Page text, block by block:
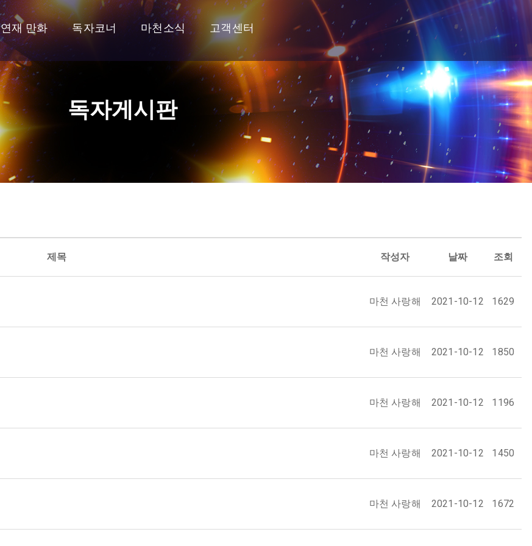
연재 만화 독자코너 마천소식 고객센터
독자게시판
제목 작성자 날짜 조회
마천 사랑해 2021-10-12 1629
마천 사랑해 2021-10-12 1850
마천 사랑해 2021-10-12 1196
마천 사랑해 2021-10-12 1450
마천 사랑해 2021-10-12 1672